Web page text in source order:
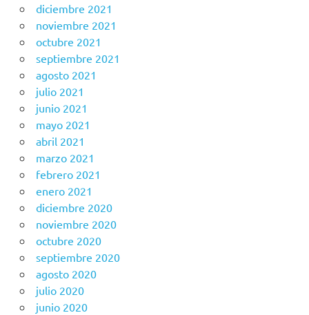
diciembre 2021
noviembre 2021
octubre 2021
septiembre 2021
agosto 2021
julio 2021
junio 2021
mayo 2021
abril 2021
marzo 2021
febrero 2021
enero 2021
diciembre 2020
noviembre 2020
octubre 2020
septiembre 2020
agosto 2020
julio 2020
junio 2020